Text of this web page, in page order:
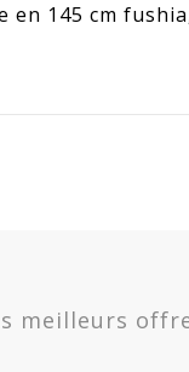
en 145 cm
cm -
meilleurs